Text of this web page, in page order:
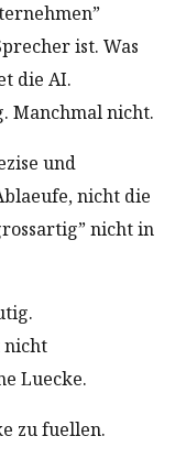
ist. Was
die AI.
Manchmal nicht.
und
nicht die
nicht in
nicht
Luecke.
zu fuellen.